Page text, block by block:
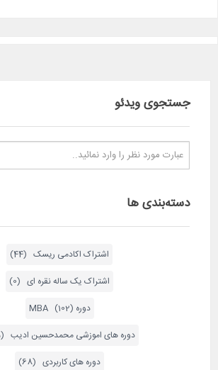
جستجوی ویدئو
دسته‌بندی ها
اشتراک اکادمی ریسک (44)
اشتراک یک ساله نقره ای (0)
دوره MBA (102)
دوره های اموزشی محمدحسین ادیب (165)
دوره های کاربردی (68)